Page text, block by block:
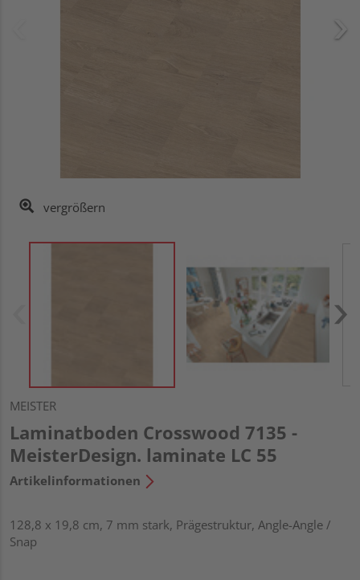
vergrößern
MEISTER
Laminatboden Crosswood 7135 -
MeisterDesign. laminate LC 55
Artikelinformationen
128,8 x 19,8 cm, 7 mm stark, Prägestruktur, Angle-Angle /
Snap